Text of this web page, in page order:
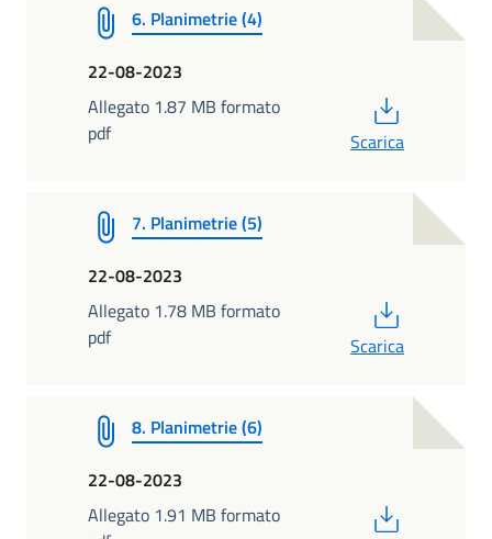
6. Planimetrie (4)
22-08-2023
Allegato 1.87 MB formato
pdf
Scarica
7. Planimetrie (5)
22-08-2023
Allegato 1.78 MB formato
pdf
Scarica
8. Planimetrie (6)
22-08-2023
Allegato 1.91 MB formato